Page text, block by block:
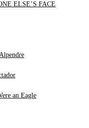
ELSE’S FACE
an Eagle